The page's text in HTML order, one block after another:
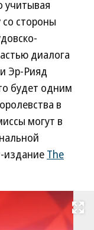
учитывая
стороны
диалога
Эр-Рияд
будет одним
в
могут в
издание The
Развернуть